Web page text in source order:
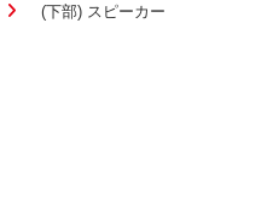
(下部) スピーカー